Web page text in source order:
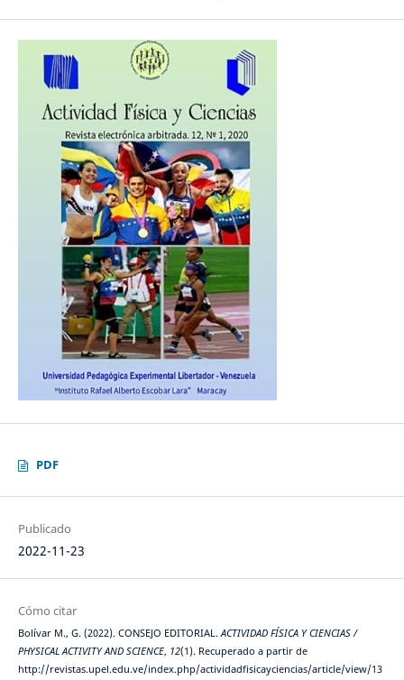
PDF
Publicado
2022-11-23
Cómo citar
Bolívar M., G. (2022). CONSEJO EDITORIAL.ACTIVIDAD FÍSICA Y CIENCIAS /
PHYSICAL ACTIVITY AND SCIENCE, 12(1). Recuperado a partir de
http://revistas.upel.edu.ve/index.php/actividadfisicayciencias/article/view/13